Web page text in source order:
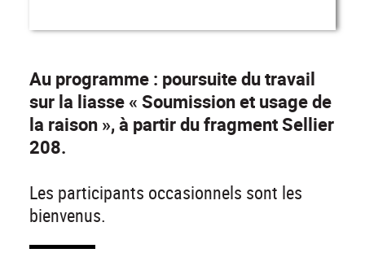
Au programme : poursuite du travail
sur la liasse « Soumission et usage de
la raison », à partir du fragment Sellier
208.
Les participants occasionnels sont les
bienvenus.